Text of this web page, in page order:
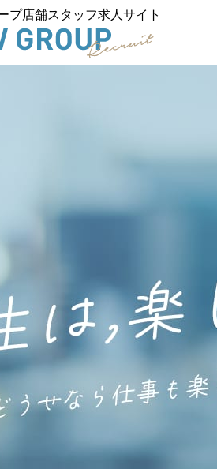
プ店舗スタッフ求人サイト
› オンラインヴィヴィッド
› 女性求人